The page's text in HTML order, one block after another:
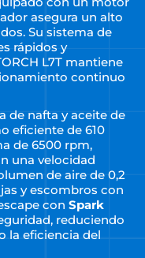
asegura un alto
Su sistema de
rápidos y
L7T mantiene
continuo
de nafta y aceite de
eficiente de 610
de 6500 rpm,
una velocidad
de aire de 0,2
y escombros con
con Spark
reduciendo
la eficiencia del